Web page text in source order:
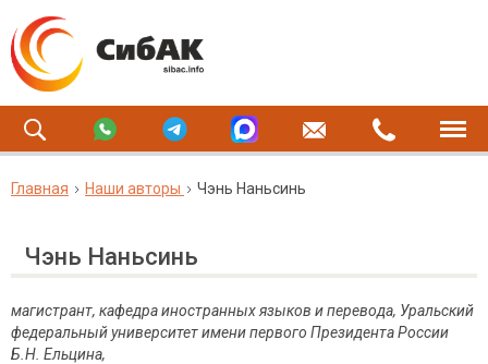
Главная Наши авторы Чэнь Наньсинь
Чэнь Наньсинь
магистрант, кафедра иностранных языков и перевода, Уральский
федеральный университет имени первого Президента России
Б.Н. Ельцина,